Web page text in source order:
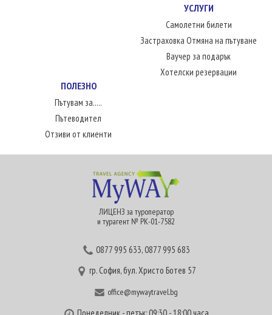
УСЛУГИ
Самолетни билети
Застраховка Отмяна на пътуване
Ваучер за подарък
Хотелски резервации
ПОЛЕЗНО
Пътувам за.....
Пътеводител
Отзиви от клиенти
ЛИЦЕНЗ за туроператор
и турагент № РК-01-7582
0877 995 633,0877 995 683
гр. София, бул. Христо Ботев 57
office@mywaytravel.bg